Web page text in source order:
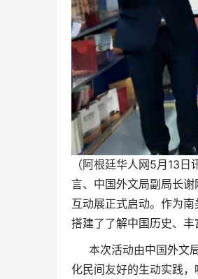
（阿根廷华人网5月13
言、中国外文局副局长
互动展正式启动。作为
搭建了了解中国历史、丰
本次活动由中国外文局
化民间友好的生动实践，